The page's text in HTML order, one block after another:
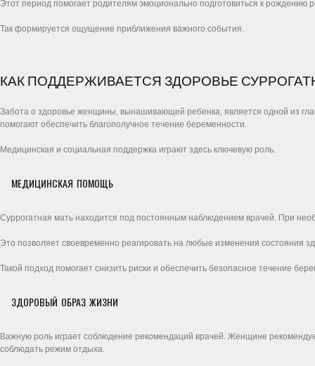
Этот период помогает родителям эмоционально подготовиться к рождению
Так формируется ощущение приближения важного события.
КАК ПОДДЕРЖИВАЕТСЯ ЗДОРОВЬЕ
Забота о здоровье женщины, вынашивающей ребенка, является одной из
помогают обеспечить благополучное течение беременности.
Медицинская и социальная поддержка играют здесь ключевую роль.
МЕДИЦИНСКАЯ ПОМОЩЬ
Суррогатная мать находится под постоянным наблюдением врачей. При
Это позволяет своевременно реагировать на любые изменения состояния
Такой подход помогает снизить риски и обеспечить безопасное течение
ЗДОРОВЫЙ ОБРАЗ ЖИЗНИ
Важную роль играет соблюдение рекомендаций врачей. Женщине
соблюдать режим отдыха.